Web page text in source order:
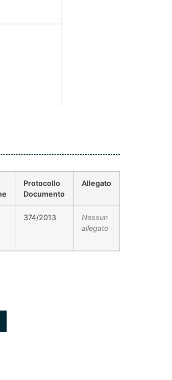
Protocollo
Documento
Allegato
374/2013
Nessun
allegato